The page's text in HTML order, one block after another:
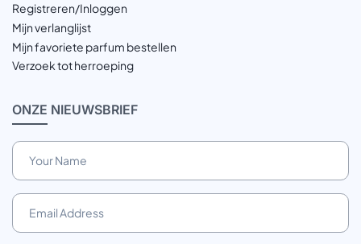
Registreren/Inloggen
Mijn verlanglijst
Mijn favoriete parfum bestellen
Verzoek tot herroeping
ONZE NIEUWSBRIEF